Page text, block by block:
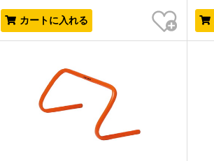
カートに入れる
お気に入り